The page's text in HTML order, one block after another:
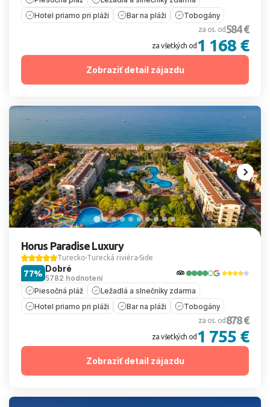
Hotel priamo pri pláži
Bar na pláži Tobogány
za os. od 584 €
za všetkých od 1 168 €
Zobraziť detail zájazdu
Horus Paradise Luxury
Turecko Turecká riviéra Side
Dobré
5782 hodnotení
77%
Piesočná pláž
Ležadlá a slnečníky zdarma
Hotel priamo pri pláži
Bar na pláži Tobogány
za os. od 878 €
za všetkých od 1 755 €
Zobraziť detail zájazdu